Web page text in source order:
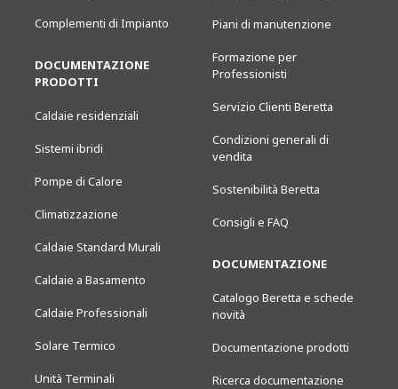
Complementi di Impianto
DOCUMENTAZIONE
PRODOTTI
Caldaie residenziali
Sistemi ibridi
Pompe di Calore
Climatizzazione
Caldaie Standard Murali
Caldaie a Basamento
Caldaie Professionali
Solare Termico
Unità Terminali
Piani di manutenzione
Formazione per
Professionisti
Servizio Clienti Beretta
Condizioni generali di
vendita
Sostenibilità Beretta
Consigli e FAQ
DOCUMENTAZIONE
Catalogo Beretta e schede
novità
Documentazione prodotti
Ricerca documentazione